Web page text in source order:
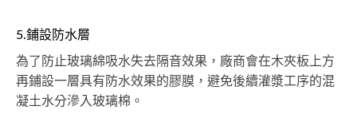
5.鋪設防水層
為了防止玻璃綿吸水失去隔音效果，廠商會在木夾板上方
再鋪設一層具有防水效果的膠膜，避免後續灌漿工序的混
凝土水分滲入玻璃棉。